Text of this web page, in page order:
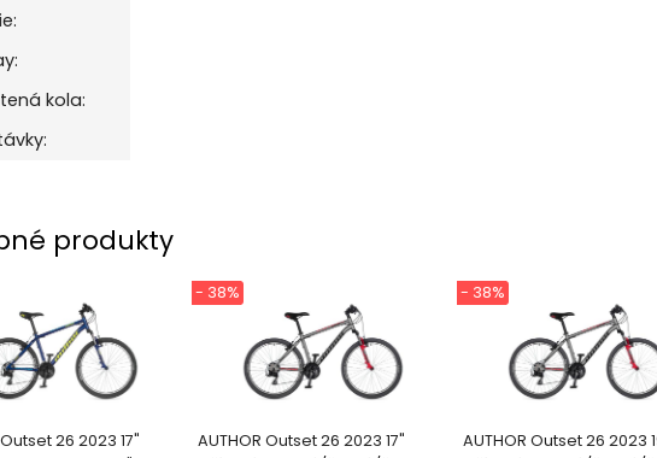
kola:
produkty
26 2023 17"
AUTHOR Outset 26 2023 17"
- 38%
AUTHOR Outset 26 2023
- 38%